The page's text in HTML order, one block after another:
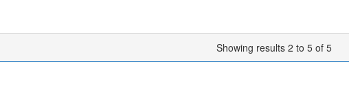
Showing results 2 to 5 of 5